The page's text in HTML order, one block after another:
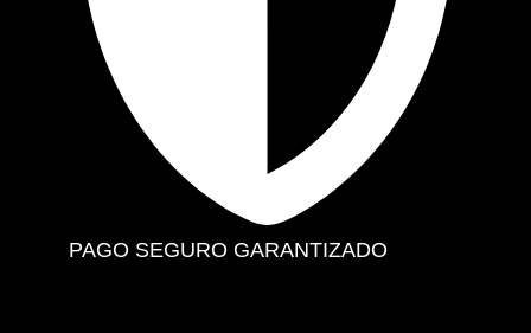
PAGO SEGURO GARANTIZADO